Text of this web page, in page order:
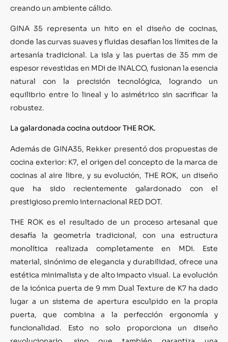
creando un ambiente cálido.
GINA 35 representa un hito en el diseño de cocinas,
donde las curvas suaves y fluidas desafían los límites de la
artesanía tradicional. La isla y las puertas de 35 mm de
espesor revestidas en MDi de INALCO, fusionan la esencia
natural con la precisión tecnológica, logrando un
equilibrio entre lo lineal y lo asimétrico sin sacrificar la
robustez.
La galardonada cocina outdoor THE ROK.
Además de GINA35, Rekker presentó dos propuestas de
cocina exterior: K7, el origen del concepto de la marca de
cocinas al aire libre, y su evolución, THE ROK, un diseño
que ha sido recientemente galardonado con el
prestigioso premio internacional RED DOT.
THE ROK es el resultado de un proceso artesanal que
desafía la geometría tradicional, con una estructura
monolítica realizada completamente en MDi. Este
material, sinónimo de elegancia y durabilidad, ofrece una
estética minimalista y de alto impacto visual. La evolución
de la icónica puerta de 9 mm Dual Texture de K7 ha dado
lugar a un sistema de apertura esculpido en la propia
puerta, que combina a la perfección ergonomía y
funcionalidad. Esto no solo proporciona un diseño